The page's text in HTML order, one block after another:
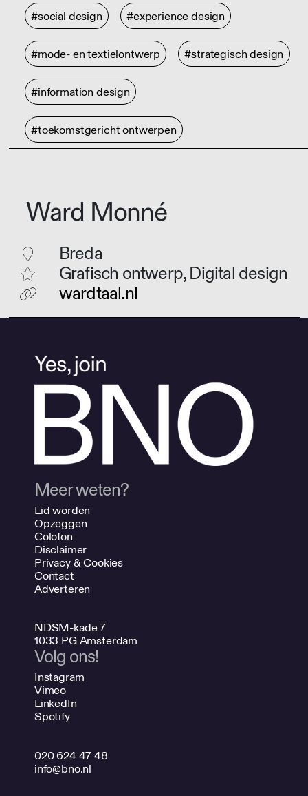
#social design #experience design
#mode- en textielontwerp #strategisch design
#information design
#toekomstgericht ontwerpen
Ward Monné
Breda
Grafisch ontwerp, Digital design
wardtaal.nl
Meer weten?
Lid worden
Opzeggen
Colofon
Disclaimer
Privacy & Cookies
Contact
Adverteren
NDSM-kade 7
1033 PG Amsterdam
Volg ons!
Instagram
Vimeo
LinkedIn
Spotify
020 624 47 48
info@bno.nl